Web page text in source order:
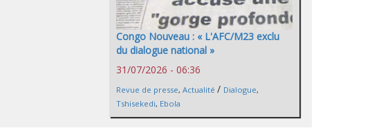
Congo Nouveau : « L'AFC/M23 exclu
du dialogue national »
31/07/2026 - 06:36
Revue de presse, Actualité / Dialogue,
Tshisekedi, Ebola